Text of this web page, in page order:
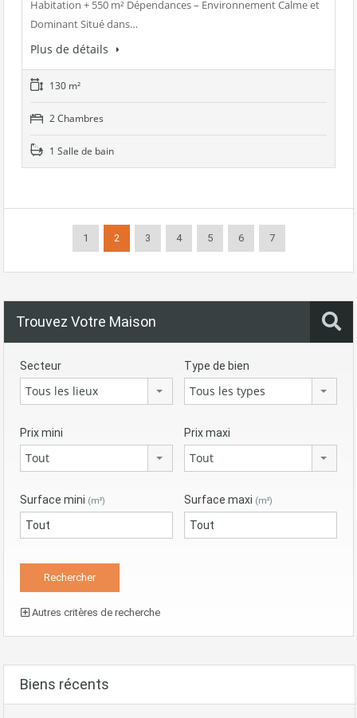
Habitation + 550 m² Dépendances – Environnement Calme et
Dominant Situé dans…
Plus de détails
130 m²
2 Chambres
1 Salle de bain
1 2 3 4 5 6 7
Trouvez Votre Maison
Secteur
Tous les lieux
Type de bien
Tous les types
Prix mini
Tout
Prix maxi
Tout
Surface mini (m²) Surface maxi (m²)
Autres critères de recherche
Biens récents